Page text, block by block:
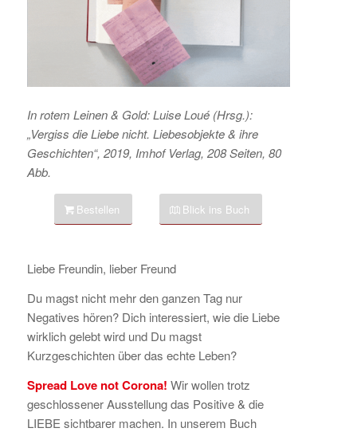
In rotem Leinen & Gold: Luise Loué (Hrsg.):
„Vergiss die Liebe nicht. Liebesobjekte & ihre
Geschichten“, 2019, Imhof Verlag, 208 Seiten, 80
Abb.
Bestellen Blick ins Buch
Liebe Freundin, lieber Freund
Du magst nicht mehr den ganzen Tag nur
Negatives hören? Dich interessiert, wie die Liebe
wirklich gelebt wird und Du magst
Kurzgeschichten über das echte Leben?
Spread Love not Corona! Wir wollen trotz
geschlossener Ausstellung das Positive & die
LIEBE sichtbarer machen. In unserem Buch